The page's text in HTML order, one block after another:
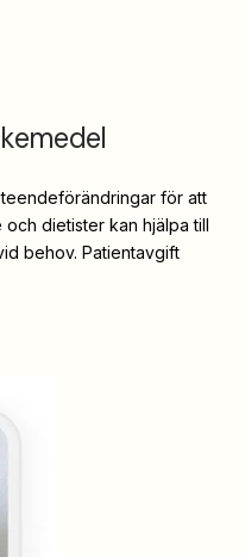
för att
och dietister kan hjälpa till
behov. Patientavgift